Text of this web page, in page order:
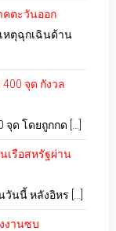
ตะวันออก
หตุฉุกเฉินด้าน
จุด กังวล
ด โดยถูกกด […]
เรือสหรัฐผ่าน
นนี้ หลังอิหร […]
งานซบ